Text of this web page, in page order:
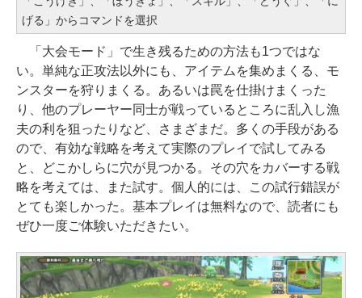
げる」からコマンドを選択
「大会モード」で生き残るための方法も1つではな
い。単純な正攻法以外にも、アイテムを集めまくる、モ
ンスターを狩りまくる。あるいは罠を仕掛けまくった
り、他のプレーヤー同士が戦っているところに乱入し漁
夫の利を狙ったりなど、さまざまだ。多くの手段がある
ので、有効な戦略を考えて実際のプレイで試してみる
と、どこかしらに穴が見つかる。その穴をカバーする戦
略を考えては、また試す。個人的には、この試行錯誤が
とても楽しかった。基本プレイは無料なので、読者にも
ぜひ一度ご体験いただきたい。